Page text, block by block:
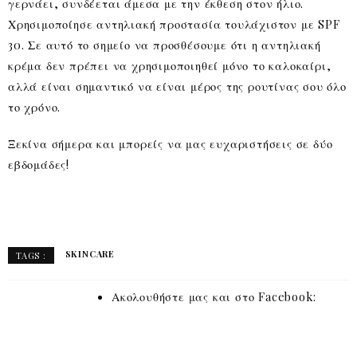
Χρησιμοποίησε αντηλιακή προστασία τουλάχιστον με SPF
30. Σε αυτό το σημείο να προσθέσουμε ότι η αντηλιακή
κρέμα δεν πρέπει να χρησιμοποιηθεί μόνο το καλοκαίρι,
αλλά είναι σημαντικό να είναι μέρος της ρουτίνας σου όλο
το χρόνο.
Ξεκίνα σήμερα και μπορείς να μας ευχαριστήσεις σε δύο
εβδομάδες!
TAGS : SKINCARE
Ακολουθήστε μας και στο Facebook: